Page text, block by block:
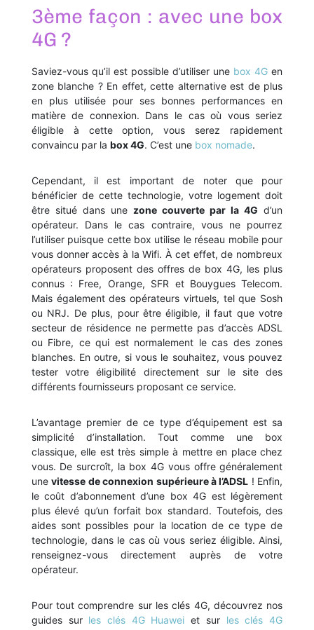
3ème façon : avec une box
4G ?
Saviez-vous qu’il est possible d’utiliser une box 4G en
zone blanche ? En effet, cette alternative est de plus
en plus utilisée pour ses bonnes performances en
matière de connexion. Dans le cas où vous seriez
éligible à cette option, vous serez rapidement
convaincu par la box 4G. C’est une box nomade.
Cependant, il est important de noter que pour
bénéficier de cette technologie, votre logement doit
être situé dans une zone couverte par la 4G d’un
opérateur. Dans le cas contraire, vous ne pourrez
l’utiliser puisque cette box utilise le réseau mobile pour
vous donner accès à la Wifi. À cet effet, de nombreux
opérateurs proposent des offres de box 4G, les plus
connus : Free, Orange, SFR et Bouygues Telecom.
Mais également des opérateurs virtuels, tel que Sosh
ou NRJ. De plus, pour être éligible, il faut que votre
secteur de résidence ne permette pas d’accès ADSL
ou Fibre, ce qui est normalement le cas des zones
blanches. En outre, si vous le souhaitez, vous pouvez
tester votre éligibilité directement sur le site des
différents fournisseurs proposant ce service.
L’avantage premier de ce type d’équipement est sa
simplicité d’installation. Tout comme une box
classique, elle est très simple à mettre en place chez
vous. De surcroît, la box 4G vous offre généralement
unevitesse de connexion supérieure à l’ADSL ! Enfin,
le coût d’abonnement d’une box 4G est légèrement
plus élevé qu’un forfait box standard. Toutefois, des
aides sont possibles pour la location de ce type de
technologie, dans le cas où vous seriez éligible. Ainsi,
renseignez-vous directement auprès de votre
opérateur.
Pour tout comprendre sur les clés 4G, découvrez nos
guides sur les clés 4G Huawei et sur les clés 4G